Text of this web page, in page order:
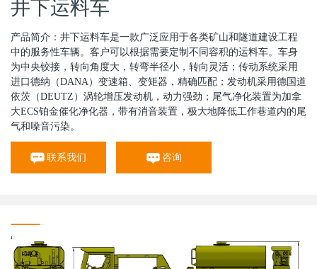
井下运料车
产品简介：井下运料车是一款广泛应用于各类矿山和隧道建设工程
中的服务性车辆。客户可以根据需要定制不同容积的运料车。车身
为中央铰接，转向角度大，转弯半径小，转向灵活；传动系统采用
进口德纳（DANA）变速箱、变矩器，精确匹配；发动机采用德国道
依茨（DEUTZ）涡轮增压发动机，动力强劲；尾气净化装置为加拿
大ECS铂金催化净化器，带有消音装置，极大地降低工作巷道内的尾
气和噪音污染。
联系我们 咨询